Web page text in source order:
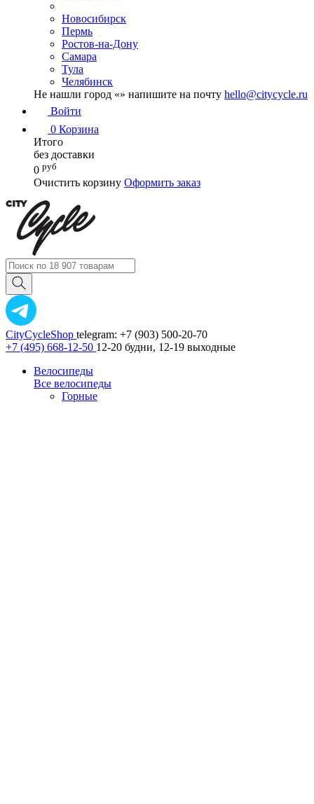
Новосибирск
Пермь
Ростов-на-Дону
Самара
Тула
Челябинск
Не нашли город «» напишите на почту hello@citycycle.ru
Войти
0 Корзина
Итого
без доставки
0 руб
Очистить корзину Оформить заказ
CityCycleShop telegram: +7 (903) 500-20-70
+7 (495) 668-12-50 12-20 будни, 12-19 выходные
Велосипеды
Все велосипеды
Горные